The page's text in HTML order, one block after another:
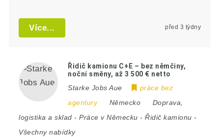
Více... před 3 týdny
Řidič kamionu C+E – bez němčiny,
noční směny, až 3 500 € netto
Starke Jobs Aue
práce bez
agentury
Německo
Doprava,
logistika a sklad -Práce v Německu -Řidič kamionu -
Všechny nabídky